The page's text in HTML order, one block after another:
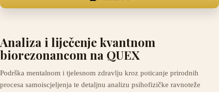
Analiza i liječenje kvantnom
biorezonancom na QUEX
Podrška mentalnom i tjelesnom zdravlju kroz poticanje prirodnih
procesa samoiscjeljenja te detaljnu analizu psihofizičke ravnoteže